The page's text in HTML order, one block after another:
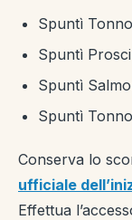
Spuntì
Spuntì
Spuntì
Spuntì
Conserva lo
ufficiale
Effettua